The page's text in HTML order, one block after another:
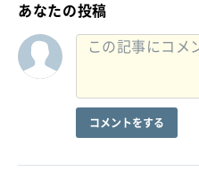
あなたの投稿
コメントをする